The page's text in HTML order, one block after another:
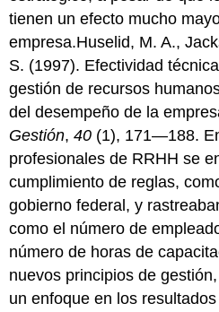
tienen un efecto mucho
empresa.Huselid, M. A.,
S. (1997). Efectividad
gestión de recursos
del desempeño de la
Gestión,40 (1), 171—188.
profesionales de RRHH se
cumplimiento de reglas,
gobierno federal, y
como el número de
número de horas de
nuevos principios de
un enfoque en los